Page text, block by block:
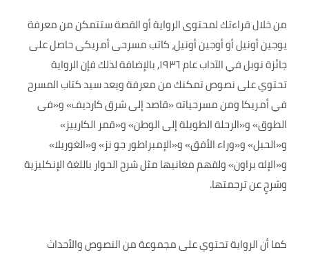
من خلال قراءتك لمحتوى الرواية أو القصة ستتمكن من معرفة
يوجين أونيل أو أوجين أونيل، كاتب مسرحى أمريكى حاصل على
جائزة نوبل في الآداب عام ١٩٣٦, بالإضافة لذلك فإن الرواية
تحتوي على نصوص تمكنك من معرفة ويعد سيد كتاب المسرح
في أمريكا ومن مسرحياته «قاصد إلى شرق كارديف» و«فى
الطوق» و«الرحلة الطويلة إلى الوطن» و«قمر الكارييز»
و«الحبل» و«وراء الأفق» و«الإمبراطور جو نز» و«الغوريلا»
و«الإله براون» ولفهم معانيها مثل شرح الحوار باللغة الإنكليزية
وشرحٍ عن ترجمتها.
كما أن الرواية تحتوي على مجموعة من النصوص والأحداث